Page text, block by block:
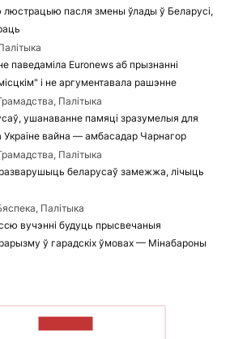
люстрацыю пасля змены ўлады ў Беларусі,
паведаміла Euronews аб прызнанні
і не аргументавала рашэнне
Палітыка
ушанаванне памяці зразумелыя для
Украіне вайна — амбасадар Чарнагор
Палітыка
разварушыць беларусаў замежжа, лічыць
Палітыка
вучэнні будуць прысвечаныя
ў гарадскіх ўмовах — Мінабароны